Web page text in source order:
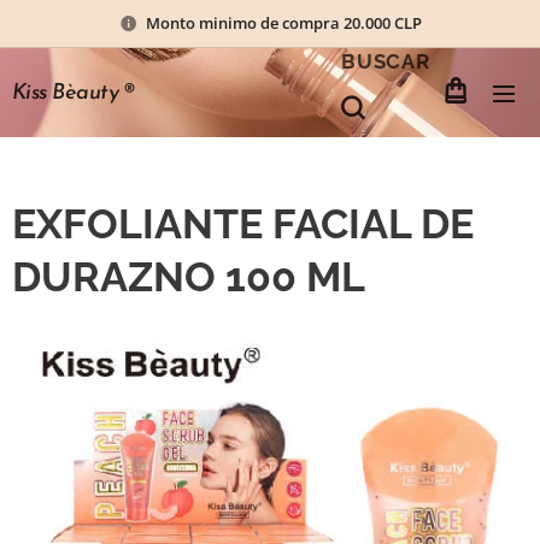
Monto minimo de compra 20.000 CLP
Kiss Bèauty®
BUSCAR
EXFOLIANTE FACIAL DE
DURAZNO 100 ML